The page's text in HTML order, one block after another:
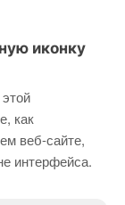
иконку
как
веб-сайте,
интерфейса.